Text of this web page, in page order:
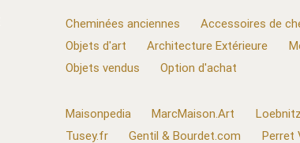
Cheminées anciennes Accessoires de
Objets d'art
Architecture Extérieure
Objets vendus
Option d'achat
Maisonpedia MarcMaison.Art
Tusey.fr
Gentil & Bourdet.com Perret